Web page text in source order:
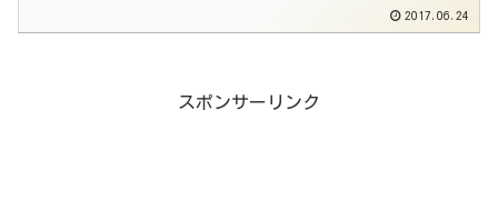
2017.06.24
スポンサーリンク